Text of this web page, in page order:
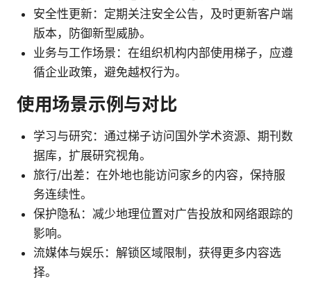
安全性更新：定期关注安全公告，及时更新客户端
版本，防御新型威胁。
业务与工作场景：在组织机构内部使用梯子，应遵
循企业政策，避免越权行为。
使用场景示例与对比
学习与研究：通过梯子访问国外学术资源、期刊数
据库，扩展研究视角。
旅行/出差：在外地也能访问家乡的内容，保持服
务连续性。
保护隐私：减少地理位置对广告投放和网络跟踪的
影响。
流媒体与娱乐：解锁区域限制，获得更多内容选
择。